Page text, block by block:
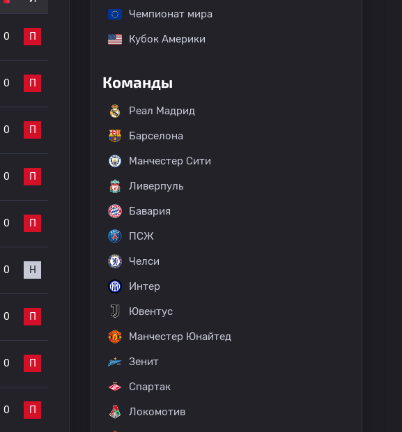
0 П
0 П
0 П
0 П
0 П
0 Н
0 П
0 П
0 П
Чемпионат мира
Кубок Америки
Команды
Реал Мадрид
Барселона
Манчестер Сити
Ливерпуль
Бавария
ПСЖ
Челси
Интер
Ювентус
Манчестер Юнайтед
Зенит
Спартак
Локомотив